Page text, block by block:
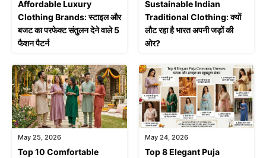
Affordable Luxury
Clothing Brands: स्टाइल और
बजट का परफेक्ट संतुलन देने वाले 5
फैशन पैटर्न
Sustainable Indian
Traditional Clothing: क्यों
लौट रहा है भारत अपनी जड़ों की
ओर?
May 25, 2026
Top 10 Comfortable
May 24, 2026
Top 8 Elegant Puja